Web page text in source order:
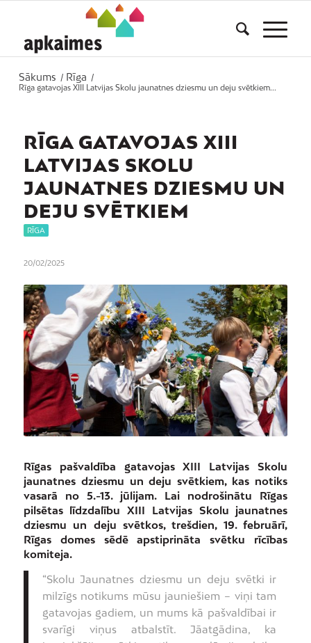
Sākums / Rīga
/
Rīga gatavojas XIII Latvijas Skolu jaunatnes dziesmu un deju svētkiem...
RĪGA GATAVOJAS XIII
LATVIJAS SKOLU
JAUNATNES DZIESMU UN
DEJU SVĒTKIEM
RĪGA
20/02/2025
Rīgas pašvaldība gatavojas XIII Latvijas Skolu
jaunatnes dziesmu un deju svētkiem, kas notiks
vasarā no 5.-13. jūlijam. Lai nodrošinātu Rīgas
pilsētas līdzdalību XIII Latvijas Skolu jaunatnes
dziesmu un deju svētkos, trešdien, 19. februārī,
Rīgas domes sēdē apstiprināta svētku rīcības
komiteja.
“Skolu Jaunatnes dziesmu un deju svētki ir
milzīgs notikums mūsu jauniešiem – viņi tam
gatavojas gadiem, un mums kā pašvaldībai ir
svarīgi viņus atbalstīt. Jāatgādina, ka